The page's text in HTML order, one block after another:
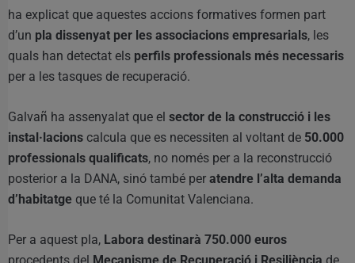
ha explicat que aquestes accions formatives formen part
d’un pla dissenyat per les associacions empresarials, les
quals han detectat els perfils professionals més necessaris
per a les tasques de recuperació.
Galvañ ha assenyalat que el sector de la construcció i les
instal·lacions calcula que es necessiten al voltant de 50.000
professionals qualificats, no només per a la reconstrucció
posterior a la DANA, sinó també per atendre l’alta demanda
d’habitatge que té la Comunitat Valenciana.
Per a aquest pla, Labora destinarà 750.000 euros